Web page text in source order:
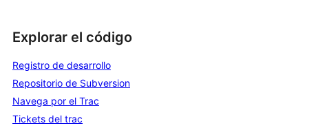
Explorar el código
Registro de desarrollo
Repositorio de Subversion
Navega por el Trac
Tickets del trac